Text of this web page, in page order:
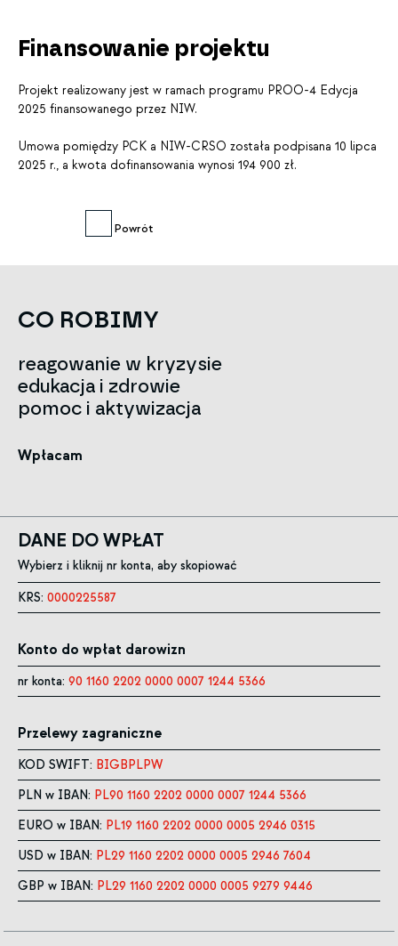
Finansowanie projektu
Projekt realizowany jest w ramach programu PROO-4 Edycja
2025 finansowanego przez NIW.
Umowa pomiędzy PCK a NIW-CRSO została podpisana 10 lipca
2025 r., a kwota dofinansowania wynosi 194 900 zł.
Powrót
CO ROBIMY
reagowanie w kryzysie
edukacja i zdrowie
pomoc i aktywizacja
Wpłacam
DANE DO WPŁAT
Wybierz i kliknij nr konta, aby skopiować
KRS: 0000225587
Konto do wpłat darowizn
nr konta: 90 1160 2202 0000 0007 1244 5366
Przelewy zagraniczne
KOD SWIFT: BIGBPLPW
PLN w IBAN: PL90 1160 2202 0000 0007 1244 5366
EURO w IBAN: PL19 1160 2202 0000 0005 2946 0315
USD w IBAN: PL29 1160 2202 0000 0005 2946 7604
GBP w IBAN: PL29 1160 2202 0000 0005 9279 9446